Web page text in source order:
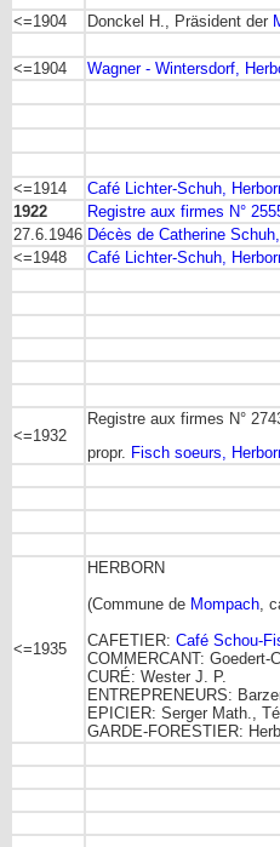
<=1904 Donckel H., Präsident der
<=1904 Wagner - Wintersdorf,
<=1914
Café Lichter-Schuh,
1922
Registre aux firmes N°
27.6.1946 Décès de Catherine
<=1948
Café Lichter-Schuh,
<=1932
Registre aux firmes N°
propr. Fisch soeurs,
<=1935
HERBORN
(Commune de Mompach,
CAFETIER: Café Schou-
COMMERCANT: Goedert-
CURÉ: Wester J. P.
ENTREPRENEURS:
EPICIER: Serger Math.,
GARDE-FORESTIER: